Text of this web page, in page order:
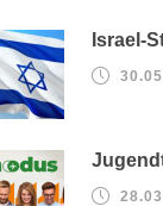
Israel-